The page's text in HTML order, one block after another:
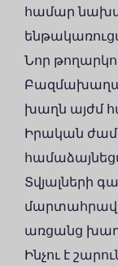
համար
Նոր
խաղն այժմ
Իրական
Տվյալների
առցանց
Ինչու է